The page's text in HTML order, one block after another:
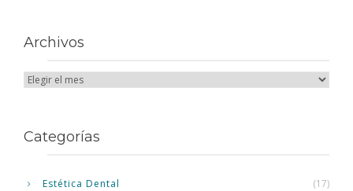
Archivos
Categorías
Estética Dental (17)